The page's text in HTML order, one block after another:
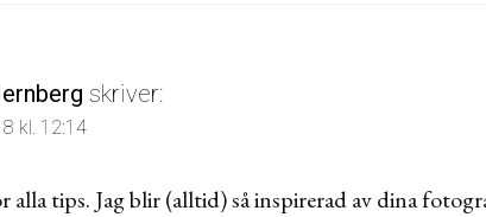
skriver:
kl. 12:14
alla tips. Jag blir (alltid) så inspirerad av dina